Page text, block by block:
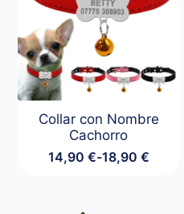
Collar con Nombre
Cachorro
14,90 €-18,90 €
Rango